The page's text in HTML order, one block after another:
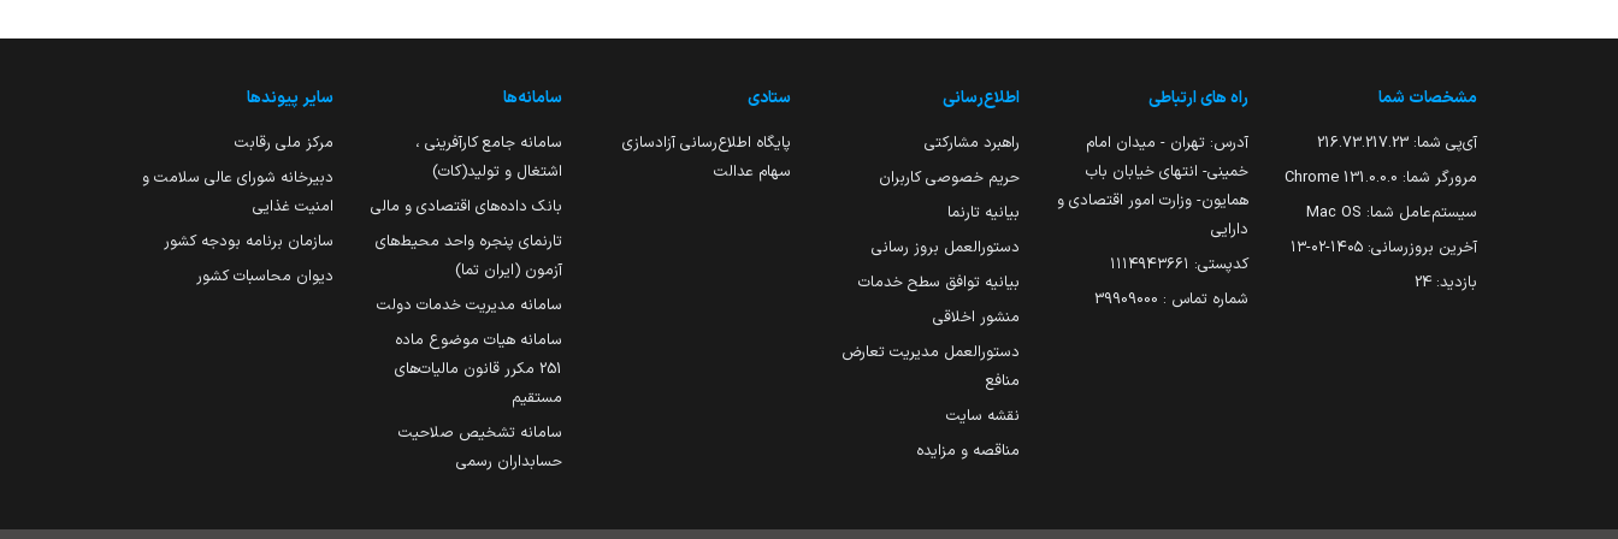
مشخصات شما
آی‌پی شما: 216.73.217.23
مرورگر شما: 131.0.0.0 Chrome
سیستم‌عامل شما: Mac OS
آخرین بروزرسانی: ۱۴۰۵-۰۲-۱۳
بازدید: 24
راه های ارتباطی
آدرس: تهران - میدان امام
خمینی- انتهای خیابان باب
همایون- وزارت امور اقتصادی و
دارایی
کدپستی: ۱۱۱۴۹۴۳۶۶۱
شماره تماس : 39909000
اطلاع‌رسانی
راهبرد مشارکتی
حریم خصوصی کاربران
بیانیه تارنما
دستورالعمل بروز رسانی
بیانیه توافق سطح خدمات
منشور اخلاقی
دستورالعمل مدیریت تعارض
منافع
نقشه سایت
مناقصه و مزایده
ستادی
پایگاه اطلاع‌رسانی آزادسازی
سهام عدالت
سامانه‌ها
سامانه جامع کارآفرینی ،
اشتغال و تولید(کات)
بانک داده‌های اقتصادی و مالی
تارنمای پنجره واحد محیط‌های
آزمون (ایران تما)
سامانه مدیریت خدمات دولت
سامانه هیات موضوع ماده
251 مکرر قانون مالیات‌های
مستقیم
سامانه تشخیص صلاحیت
حسابداران رسمی
سایر پیوندها
مرکز ملی رقابت
دبیرخانه شورای عالی سلامت و
امنیت غذایی
سازمان برنامه بودجه کشور
دیوان محاسبات کشور